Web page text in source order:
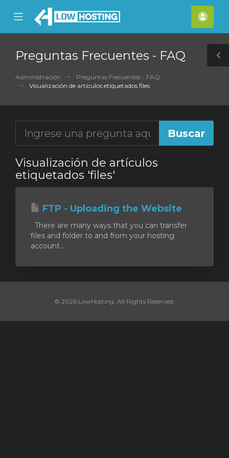
Mobile
Menu
Preguntas Frecuentes - FAQ
Administración
Preguntas Frecuentes - FAQ
Visualización de artículos etiquetados files
Visualización de artículos
etiquetados 'files'
FTP - Uploading the Website
There are many ways that you can transfer
files and folder to and from your hosting
account....
© 2026 LowHosting. All Rights Reserved.